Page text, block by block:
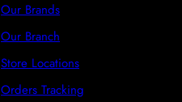
Our Brands
Our Branch
Store Locations
Orders Tracking